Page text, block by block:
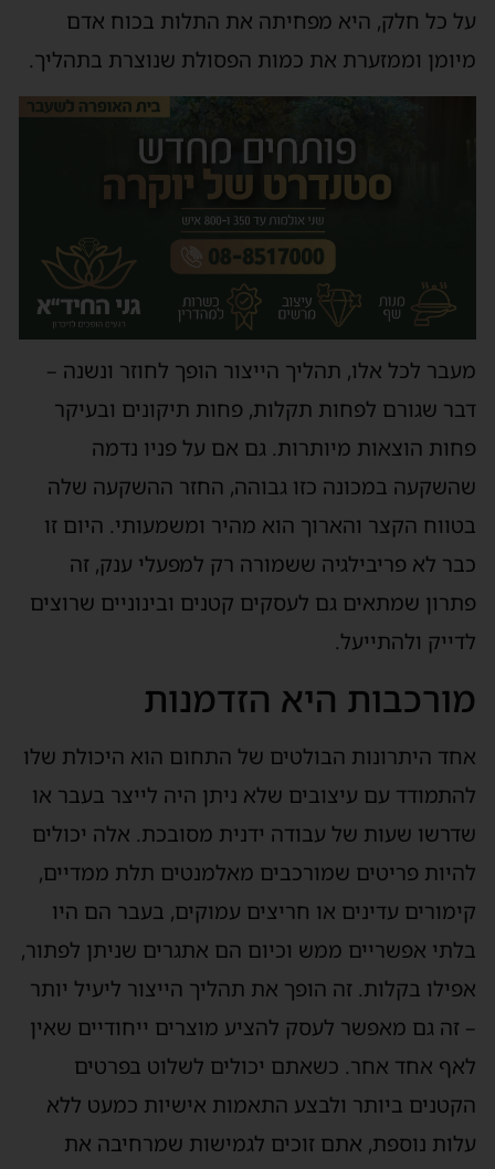
על כל חלק, היא מפחיתה את התלות בכוח אדם
מיומן וממזערת את כמות הפסולת שנוצרת בתהליך.
מעבר לכל אלו, תהליך הייצור הופך לחוזר ונשנה –
דבר שגורם לפחות תקלות, פחות תיקונים ובעיקר
פחות הוצאות מיותרות. גם אם על פניו נדמה
שהשקעה במכונה כזו גבוהה, החזר ההשקעה שלה
בטווח הקצר והארוך הוא מהיר ומשמעותי. היום זו
כבר לא פריבילגיה ששמורה רק למפעלי ענק, זה
פתרון שמתאים גם לעסקים קטנים ובינוניים שרוצים
לדייק ולהתייעל.
מורכבות היא הזדמנות
אחד היתרונות הבולטים של התחום הוא היכולת שלו
להתמודד עם עיצובים שלא ניתן היה לייצר בעבר או
שדרשו שעות של עבודה ידנית מסובכת. אלה יכולים
להיות פריטים שמורכבים מאלמנטים תלת ממדיים,
קימורים עדינים או חריצים עמוקים, בעבר הם היו
בלתי אפשריים ממש וכיום הם אתגרים שניתן לפתור,
אפילו בקלות. זה הופך את תהליך הייצור ליעיל יותר
– זה גם מאפשר לעסק להציע מוצרים ייחודיים שאין
לאף אחד אחר. כשאתם יכולים לשלוט בפרטים
הקטנים ביותר ולבצע התאמות אישיות כמעט ללא
עלות נוספת, אתם זוכים לגמישות שמרחיבה את